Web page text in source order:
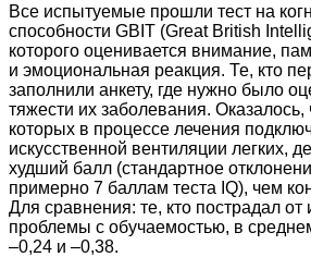
Все испытуемые прошли тест на
способности GBIT (Great British
которого оценивается внимание,
и эмоциональная реакция. Те, кто
заполнили анкету, где нужно было
тяжести их заболевания.
которых в процессе лечения
искусственной вентиляции легких,
худший балл (стандартное
примерно 7 баллам теста IQ), чем
Для сравнения: те, кто пострадал от
проблемы с обучаемостью, в
–0,24 и –0,38.